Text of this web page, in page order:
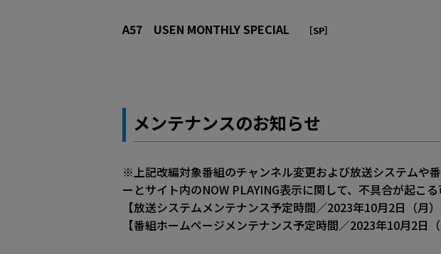
A57 USEN MONTHLY SPECIAL ［SP］
メンテナンスのお知らせ
※上記改編対象番組のチャンネル変更および放送システムや
ーとサイト内のNOW PLAYING表示に関して、不具合が起こ
【放送システムメンテナンス予定時間／2023年10月2日（月）
【番組ホームページメンテナンス予定時間／2023年10月2日（